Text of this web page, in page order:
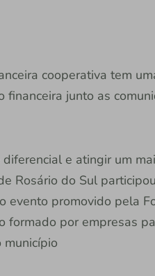
cooperativa tem
financeira junto as
e atingir um
Rosário do Sul
evento promovido pela
formado por empresas
município